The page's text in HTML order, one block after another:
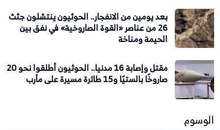
بعد يومين من الانفجار.. الحوثيون ينتشلون جثث
26 من عناصر «القوة الصاروخية» في نفق بين
الحيمة ومناخة
مقتل وإصابة 16 مدنيا.. الحوثيون أطلقوا نحو 20
صاروخًا بالستيًا و15 طائرة مسيرة على مأرب
الوسوم